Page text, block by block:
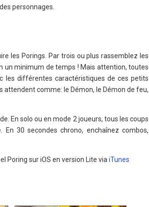
personnages.
les Porings. Par trois ou plus rassemblez les
un minimum de temps ! Mais attention, toutes
les différentes caractéristiques de ces petits
comme: le Démon, le Démon de feu,
En solo ou en mode 2 joueurs, tous les coups
30 secondes chrono, enchaînez combos,
Poring sur iOS en version Lite via iTunes